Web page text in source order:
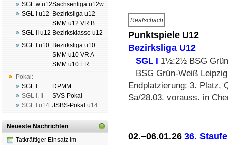
SGL w u12
SGL I u12
SGL II u12
SGL I u10
Pokal:
SGL I
SGL I ,
SGL I
u14
Sachsenliga u12w
Bezirksliga u12
SMM u12 VR B
Bezirksklasse u12
Bezirksliga u10
SMM u10 VR A
SMM u10 ER
DPMM
SVS-Pokal
JSBS-Pokal u14
Neueste Nachrichten
Tatkräftiger Einsatz im
Realschach
Punktspiele U12
Bezirksliga U12
SGL I 1½:2½ BSG
BSG Grün-Weiß
Endplatzierung: 3. Platz,
Sa/28.03. vorauss. in
02.–06.01.26 36.